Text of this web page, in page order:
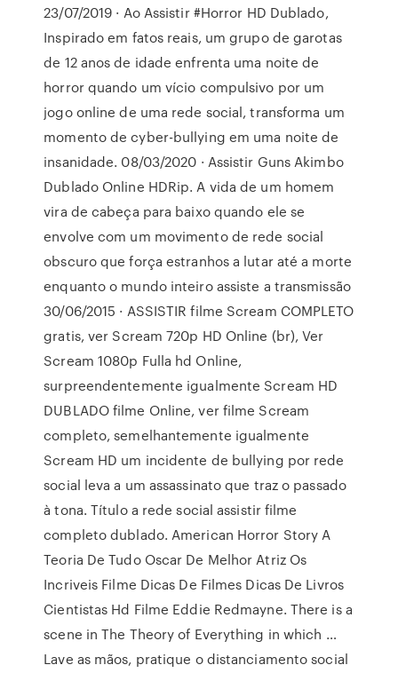
23/07/2019 · Ao Assistir #Horror HD Dublado,
Inspirado em fatos reais, um grupo de garotas
de 12 anos de idade enfrenta uma noite de
horror quando um vício compulsivo por um
jogo online de uma rede social, transforma um
momento de cyber-bullying em uma noite de
insanidade. 08/03/2020 · Assistir Guns Akimbo
Dublado Online HDRip. A vida de um homem
vira de cabeça para baixo quando ele se
envolve com um movimento de rede social
obscuro que força estranhos a lutar até a morte
enquanto o mundo inteiro assiste a transmissão
30/06/2015 · ASSISTIR filme Scream COMPLETO
gratis, ver Scream 720p HD Online (br), Ver
Scream 1080p Fulla hd Online,
surpreendentemente igualmente Scream HD
DUBLADO filme Online, ver filme Scream
completo, semelhantemente igualmente
Scream HD um incidente de bullying por rede
social leva a um assassinato que traz o passado
à tona. Título a rede social assistir filme
completo dublado. American Horror Story A
Teoria De Tudo Oscar De Melhor Atriz Os
Incriveis Filme Dicas De Filmes Dicas De Livros
Cientistas Hd Filme Eddie Redmayne. There is a
scene in The Theory of Everything in which …
Lave as mãos, pratique o distanciamento social